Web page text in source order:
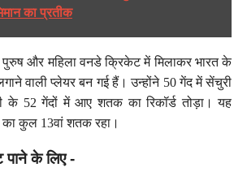
का प्रतीक
पुरुष और महिला वनडे क्रिकेट में मिलाकर भारत के
वाली प्लेयर बन गई हैं। उन्होंने 50 गेंद में सेंचुरी
के 52 गेंदों में आए शतक का रिकॉर्ड तोड़ा। यह
कुल 13वां शतक रहा।
के लिए -